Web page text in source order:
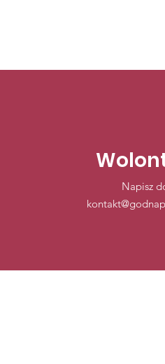
Napisz